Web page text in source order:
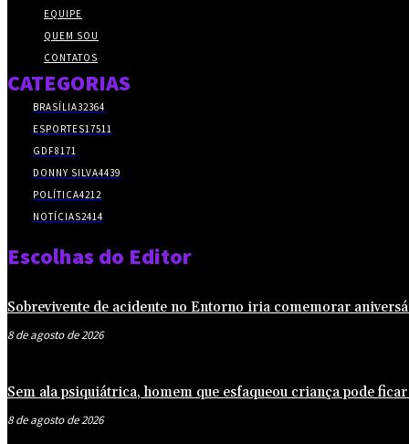
EQUIPE
QUEM SOU
CONTATOS
CATEGORIAS
BRASÍLIA32364
ESPORTES17511
GDF8171
DONNY SILVA4439
POLÍTICA4212
NOTÍCIAS2414
Escolhas do Editor
Sobrevivente de acidente no Entorno iria comemorar
8 de agosto de 2026
Sem ala psiquiátrica, homem que esfaqueou criança pode
8 de agosto de 2026